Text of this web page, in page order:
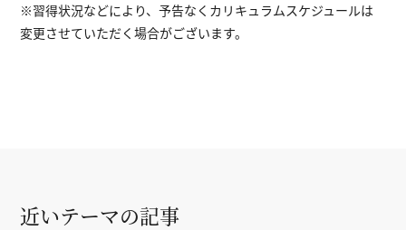
※習得状況などにより、予告なくカリキュラムスケジュールは
変更させていただく場合がございます。
近いテーマの記事